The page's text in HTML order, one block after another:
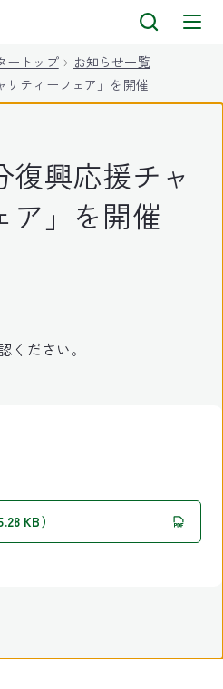
ートップ
お知らせ一覧
リティーフェア」を開催
復興応援チャ
ア」を開催
ください。
KB）